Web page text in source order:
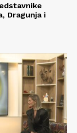
Dragunja i